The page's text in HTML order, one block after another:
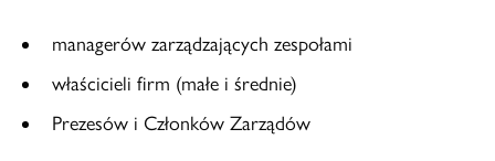
managerów zarządzających zespołami
właścicieli firm (małe i średnie)
Prezesów i Członków Zarządów